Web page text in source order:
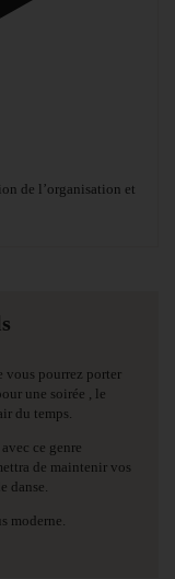
de l’organisation et
vous pourrez porter
une soirée , le
du temps.
ce genre
de maintenir vos
danse.
moderne.